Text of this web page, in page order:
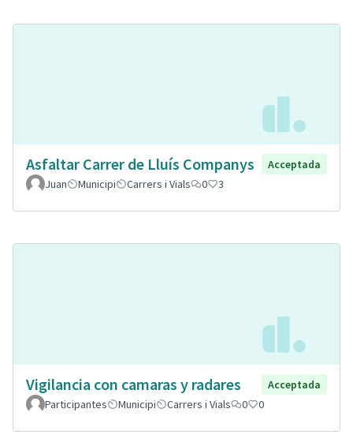
Asfaltar Carrer de Lluís Companys
Acceptada
Juan
Municipi Carrers i Vials 0 3
Vigilancia con camaras y radares
Acceptada
Participantes
Municipi Carrers i Vials 0 0